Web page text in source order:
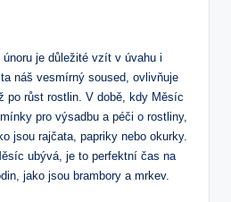
je důležité vzít v úvahu i
náš vesmírný soused, ovlivňuje
po růst rostlin. V době, kdy Měsíc
pro výsadbu a péči o rostliny,
jsou rajčata, papriky nebo okurky.
ubývá, je to perfektní čas na
jako jsou brambory a mrkev.